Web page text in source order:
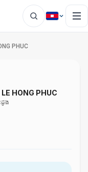
PHUC
LE HONG PHUC
ដូង